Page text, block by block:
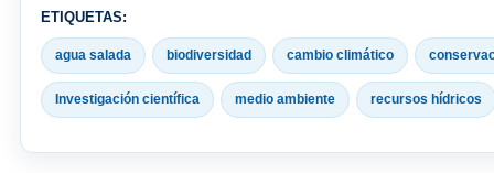
ETIQUETAS:
agua salada biodiversidad cambio climático
Investigación científica medio ambiente recursos hídricos